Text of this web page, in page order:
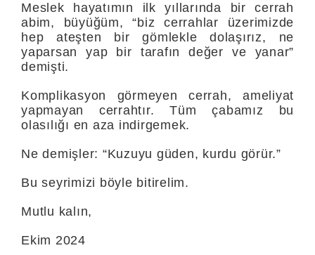
Meslek hayatımın ilk yıllarında bir cerrah
abim, büyüğüm, “biz cerrahlar üzerimizde
hep ateşten bir gömlekle dolaşırız, ne
yaparsan yap bir tarafın değer ve yanar”
demişti.
Komplikasyon görmeyen cerrah, ameliyat
yapmayan cerrahtır. Tüm çabamız bu
olasılığı en aza indirgemek.
Ne demişler: “Kuzuyu güden, kurdu görür.”
Bu seyrimizi böyle bitirelim.
Mutlu kalın,
Ekim 2024